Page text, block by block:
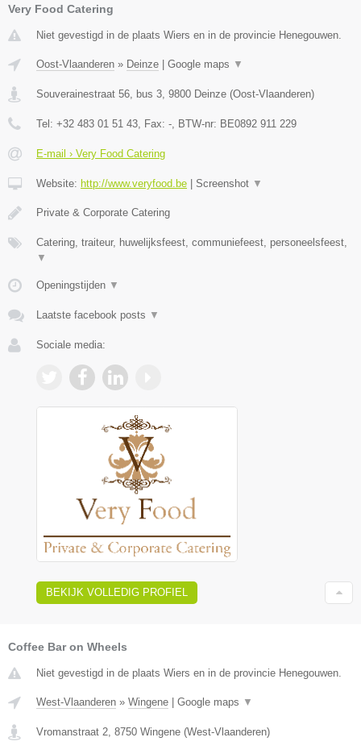
Very Food Catering
Niet gevestigd in de plaats Wiers en in de provincie Henegouwen.
Oost-Vlaanderen » Deinze Google maps ▼
Souverainestraat 56, bus 3, 9800 Deinze (Oost-Vlaanderen)
Tel: +32 483 01 51 43, Fax: -, BTW-nr: BE0892 911 229
E-mail › Very Food Catering
Website: http://www.veryfood.be Screenshot ▼
Private & Corporate Catering
Catering, traiteur, huwelijksfeest, communiefeest, personeelsfeest,
▼
Openingstijden ▼
Laatste facebook posts ▼
Sociale media:
BEKIJK VOLLEDIG PROFIEL
Coffee Bar on Wheels
Niet gevestigd in de plaats Wiers en in de provincie Henegouwen.
West-Vlaanderen » Wingene | Google maps ▼
Vromanstraat 2 8750 Wingene (West-Vlaanderen)